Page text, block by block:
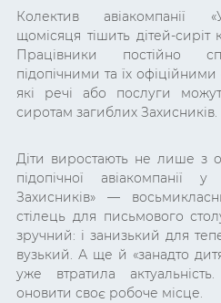
Колектив авіакомпанії
щомісяця тішить дітей-
Працівники постійно
підопічними та їх
які речі або послуги
сиротам загиблих Захисників.
Діти виростають не лише з
підопічної авіакомпанії
Захисників» —
стілець для письмового
зручний: і занизький для
вузький. А ще й «занадто
уже втратила
оновити своє робоче місце.